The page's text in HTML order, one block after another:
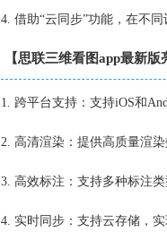
4. 借助“云同步”功能，在不
【思联三维看图app最新版
1. 跨平台支持：支持iOS和
2. 高清渲染：提供高质量渲染
3. 高效标注：支持多种标注类
4. 实时同步：支持云存储，实